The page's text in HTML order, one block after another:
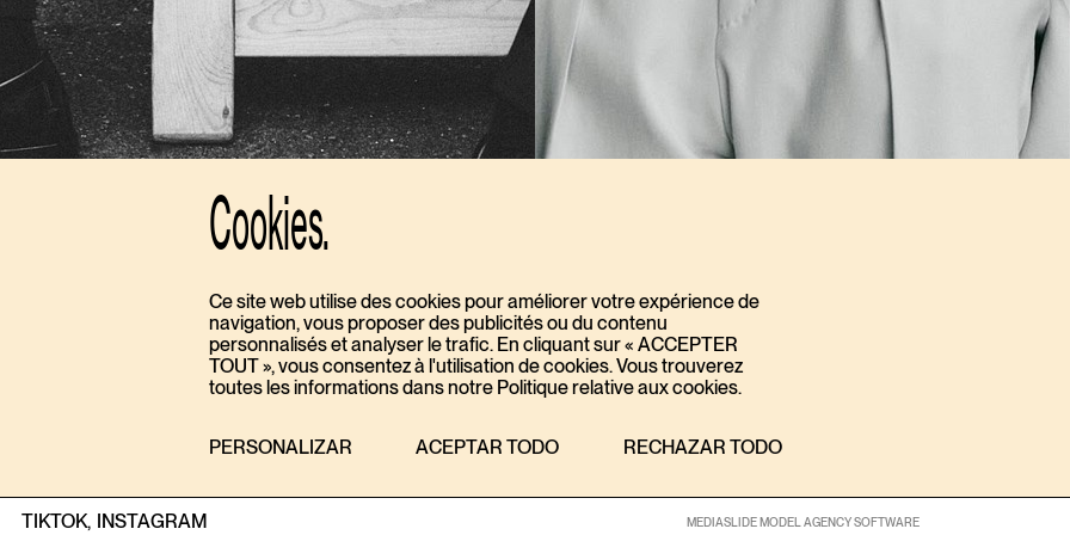
Cookies.
Ce site web utilise des cookies pour améliorer votre expérience de
navigation, vous proposer des publicités ou du contenu
personnalisés et analyser le trafic. En cliquant sur « ACCEPTER
TOUT », vous consentez à l'utilisation de cookies. Vous trouverez
toutes les informations dans notre Politique relative aux cookies.
PERSONALIZAR ACEPTAR TODO RECHAZAR TODO
TIKTOK, INSTAGRAM MEDIASLIDE MODEL AGENCY SOFTWARE